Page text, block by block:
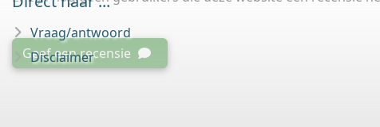
Geef een recensie
Vraag/antwoord
Disclaimer